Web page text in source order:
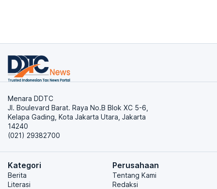
Menara DDTC
Jl. Boulevard Barat. Raya No.B Blok XC 5-6,
Kelapa Gading, Kota Jakarta Utara, Jakarta
14240
(021) 29382700
Kategori
Berita
Literasi
Perusahaan
Tentang Kami
Redaksi